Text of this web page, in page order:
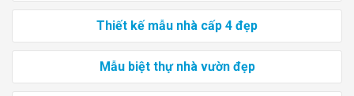
Thiết kế mẫu nhà cấp 4 đẹp
Mẫu biệt thự nhà vườn đẹp